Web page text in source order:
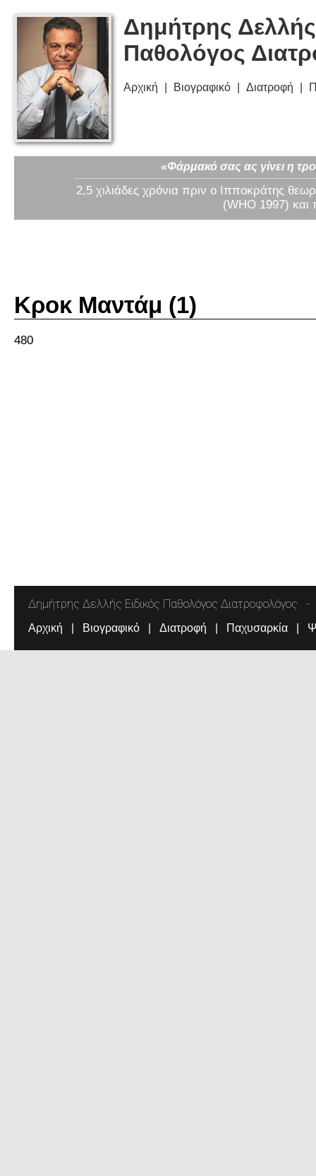
Δημήτρης
Παθολόγος
Αρχική Βιογραφικό Διατροφή
«Φάρμακό σας ας γίνει η
2,5 χιλιάδες χρόνια πριν ο Ιπποκράτης
(WHO 1997) και
Κροκ Μαντάμ (1)
480
Δημήτρης Δελλής Ειδικός Παθολόγος Διατροφολόγος
Αρχική Βιογραφικό Διατροφή Παχυσαρκία